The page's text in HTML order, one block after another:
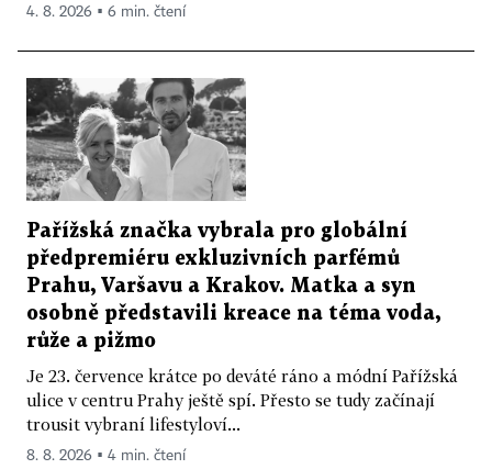
4. 8. 2026 ▪ 6 min. čtení
Pařížská značka vybrala pro globální
předpremiéru exkluzivních parfémů
Prahu, Varšavu a Krakov. Matka a syn
osobně představili kreace na téma voda,
růže a pižmo
Je 23. července krátce po deváté ráno a módní Pařížská
ulice v centru Prahy ještě spí. Přesto se tudy začínají
trousit vybraní lifestyloví...
8. 8. 2026 ▪ 4 min. čtení